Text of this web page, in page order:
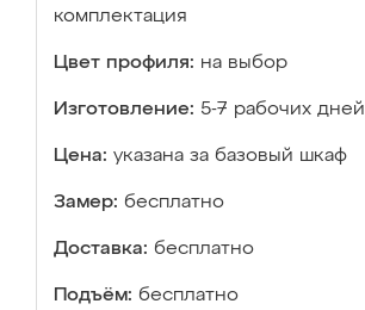
комплектация
Цвет профиля: на выбор
Изготовление: 5-7 рабочих дней
Цена: указана за базовый шкаф
Замер: бесплатно
Доставка: бесплатно
Подъём: бесплатно